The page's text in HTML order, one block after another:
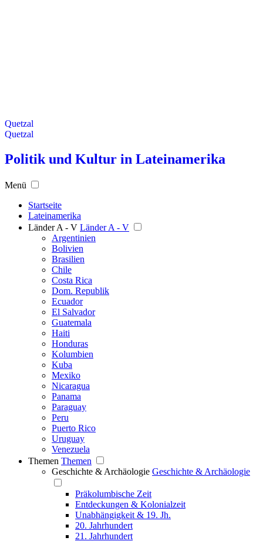
Quetzal
Quetzal
Politik und Kultur in Lateinamerika
Menü
Startseite
Lateinamerika
Länder A - V Länder A - V
Argentinien
Bolivien
Brasilien
Chile
Costa Rica
Dom. Republik
Ecuador
El Salvador
Guatemala
Haiti
Honduras
Kolumbien
Kuba
Mexiko
Nicaragua
Panama
Paraguay
Peru
Puerto Rico
Uruguay
Venezuela
Themen Themen
Geschichte & Archäologie Geschichte & Archäologie
Präkolumbische Zeit
Entdeckungen & Kolonialzeit
Unabhängigkeit & 19. Jh.
20. Jahrhundert
21. Jahrhundert